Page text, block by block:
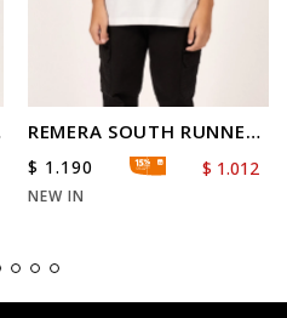
REMERA SOUTH RUNNER
TEE BOYS
$ 1.190 $ 1.012
NEW IN